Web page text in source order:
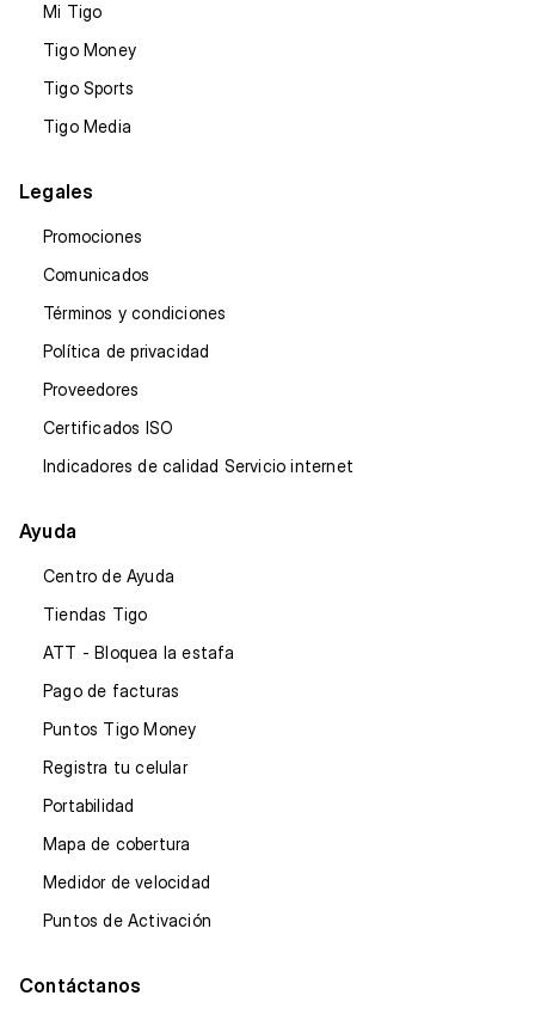
Mi Tigo
Tigo Money
Tigo Sports
Tigo Media
Legales
Promociones
Comunicados
Términos y condiciones
Política de privacidad
Proveedores
Certificados ISO
Indicadores de calidad Servicio internet
Ayuda
Centro de Ayuda
Tiendas Tigo
ATT - Bloquea la estafa
Pago de facturas
Puntos Tigo Money
Registra tu celular
Portabilidad
Mapa de cobertura
Medidor de velocidad
Puntos de Activación
Contáctanos